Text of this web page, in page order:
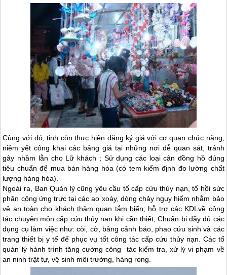
Cùng với đó, tỉnh còn thực hiện đăng ký giá với cơ quan chức năng,
niêm yết công khai các bảng giá tại những nơi dễ quan sát, tránh
gây nhầm lẫn cho Lữ khách ; Sử dụng các loại cân đồng hồ đúng
tiêu chuẩn để mua bán hàng hóa (có tem kiểm định đo lường chất
lượng hàng hóa).
Ngoài ra, Ban Quản lý cũng yêu cầu tổ cấp cứu thủy nạn, tổ hồi sức
phân công ứng trực tại các ao xoáy, dòng chảy nguy hiểm nhằm bảo
vệ an toàn cho khách thăm quan tắm biển; hỗ trợ các KDLvề công
tác chuyên môn cấp cứu thủy nạn khi cần thiết; Chuẩn bị đầy đủ các
dụng cụ làm việc như: còi, cờ, bảng cảnh báo, phao cứu sinh và các
trang thiết bị y tế để phục vụ tốt công tác cấp cứu thủy nạn. Các tổ
quản lý hành trình tăng cường công tác kiểm tra, xử lý vi phạm về
an ninh trật tự, vệ sinh môi trường, hàng rong.